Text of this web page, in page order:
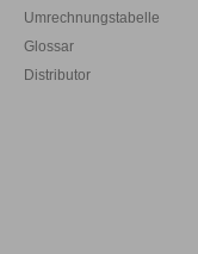
Umrechnungstabelle
Glossar
Distributor